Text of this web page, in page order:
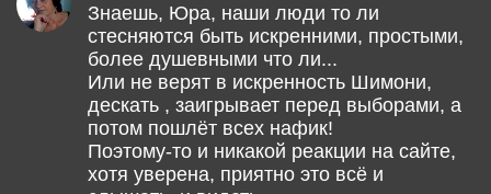
Знаешь, Юра, наши люди то ли
стесняются быть искренними, простыми,
более душевными что ли...
Или не верят в искренность Шимони,
дескать , заигрывает перед выборами, а
потом пошлёт всех нафик!
Поэтому-то и никакой реакции на сайте,
хотя уверена, приятно это всё и